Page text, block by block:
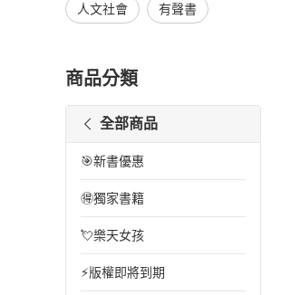
人文社會 有聲書
商品分類
全部商品
🎯新書優惠
🉐獨家書籍
💘樂天女孩
⚡版權即將到期